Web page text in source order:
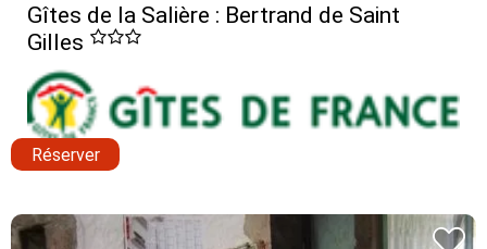
Gîtes de la Salière : Bertrand de Saint
Gilles
Najac
Réserver